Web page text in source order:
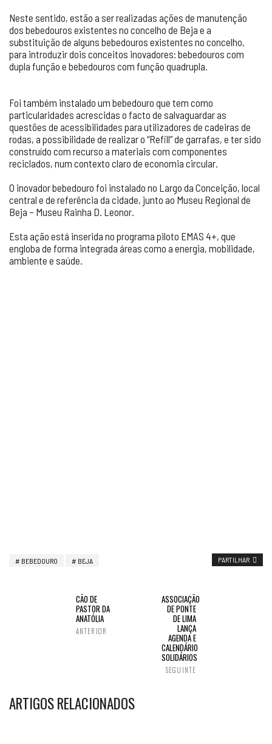
Neste sentido, estão a ser realizadas ações de manutenção
dos bebedouros existentes no concelho de Beja e a
substituição de alguns bebedouros existentes no concelho,
para introduzir dois conceitos inovadores: bebedouros com
dupla função e bebedouros com função quadrupla.
Foi também instalado um bebedouro que tem como
particularidades acrescidas o facto de salvaguardar as
questões de acessibilidades para utilizadores de cadeiras de
rodas, a possibilidade de realizar o “Refill” de garrafas, e ter sido
construído com recurso a materiais com componentes
reciclados, num contexto claro de economia circular.
O inovador bebedouro foi instalado no Largo da Conceição, local
central e de referência da cidade, junto ao Museu Regional de
Beja – Museu Rainha D. Leonor.
Esta ação está inserida no programa piloto EMAS 4+, que
engloba de forma integrada áreas como a energia, mobilidade,
ambiente e saúde.
BEBEDOURO BEJA PARTILHAR
CÃO DE
PASTOR DA
ANATÓLIA
ANTERIOR
ASSOCIAÇÃO
DE PONTE
DE LIMA
LANÇA
AGENDA E
CALENDÁRIO
SOLIDÁRIOS
SEGUINTE
ARTIGOS RELACIONADOS